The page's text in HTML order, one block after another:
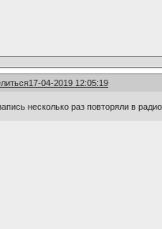
17-04-2019 12:05:19
несколько раз повторяли в